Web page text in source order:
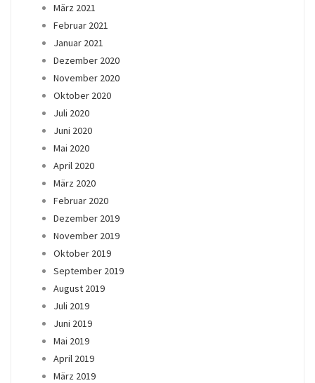
März 2021
Februar 2021
Januar 2021
Dezember 2020
November 2020
Oktober 2020
Juli 2020
Juni 2020
Mai 2020
April 2020
März 2020
Februar 2020
Dezember 2019
November 2019
Oktober 2019
September 2019
August 2019
Juli 2019
Juni 2019
Mai 2019
April 2019
März 2019